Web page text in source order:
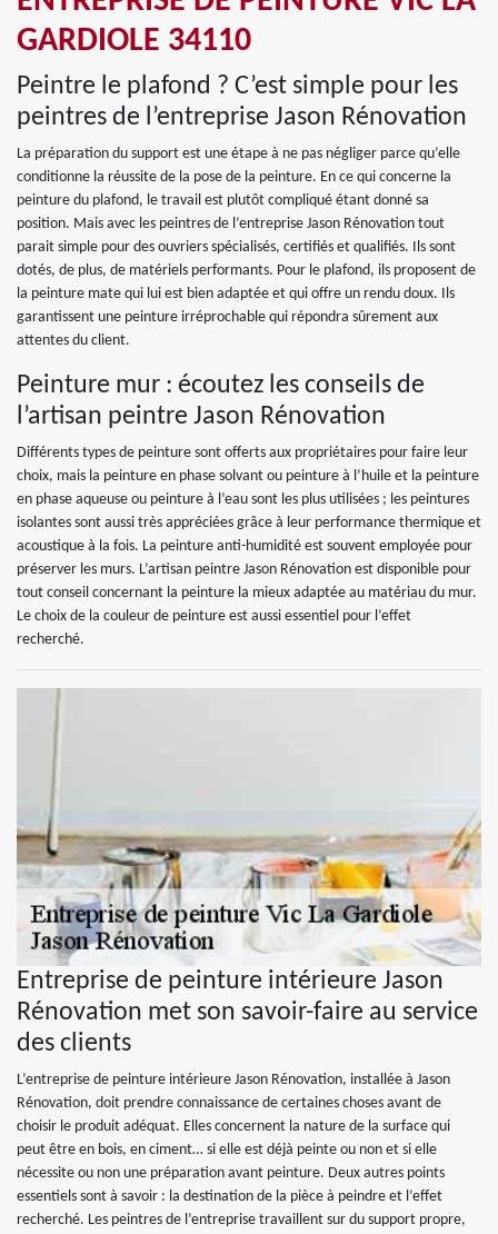
GARDIOLE 34110
Peintre le plafond ? C’est simple pour les
peintres de l’entreprise Jason Rénovation
La préparation du support est une étape à ne pas négliger parce qu’elle
conditionne la réussite de la pose de la peinture. En ce qui concerne la
peinture du plafond, le travail est plutôt compliqué étant donné sa
position. Mais avec les peintres de l’entreprise Jason Rénovation tout
parait simple pour des ouvriers spécialisés, certifiés et qualifiés. Ils sont
dotés, de plus, de matériels performants. Pour le plafond, ils proposent de
la peinture mate qui lui est bien adaptée et qui offre un rendu doux. Ils
garantissent une peinture irréprochable qui répondra sûrement aux
attentes du client.
Peinture mur : écoutez les conseils de
l’artisan peintre Jason Rénovation
Différents types de peinture sont offerts aux propriétaires pour faire leur
choix, mais la peinture en phase solvant ou peinture à l’huile et la peinture
en phase aqueuse ou peinture à l’eau sont les plus utilisées ; les peintures
isolantes sont aussi très appréciées grâce à leur performance thermique et
acoustique à la fois. La peinture anti-humidité est souvent employée pour
préserver les murs. L’artisan peintre Jason Rénovation est disponible pour
tout conseil concernant la peinture la mieux adaptée au matériau du mur.
Le choix de la couleur de peinture est aussi essentiel pour l’effet
recherché.
Entreprise de peinture intérieure Jason
Rénovation met son savoir-faire au service
des clients
L’entreprise de peinture intérieure Jason Rénovation, installée à Jason
Rénovation, doit prendre connaissance de certaines choses avant de
choisir le produit adéquat. Elles concernent la nature de la surface qui
peut être en bois, en ciment… si elle est déjà peinte ou non et si elle
nécessite ou non une préparation avant peinture. Deux autres points
essentiels sont à savoir : la destination de la pièce à peindre et l’effet
recherché. Les peintres de l’entreprise travaillent sur du support propre,